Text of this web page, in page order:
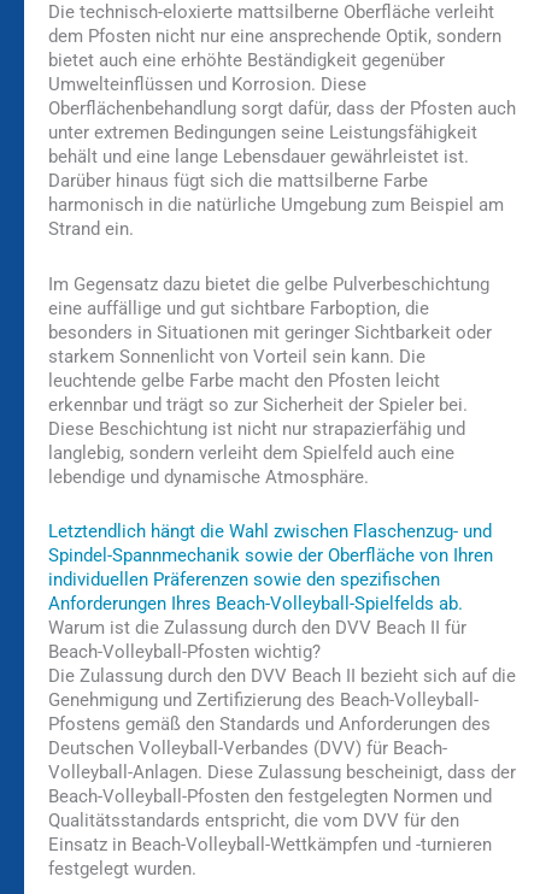
Die technisch-eloxierte mattsilberne Oberfläche verleiht
dem Pfosten nicht nur eine ansprechende Optik, sondern
bietet auch eine erhöhte Beständigkeit gegenüber
Umwelteinflüssen und Korrosion. Diese
Oberflächenbehandlung sorgt dafür, dass der Pfosten auch
unter extremen Bedingungen seine Leistungsfähigkeit
behält und eine lange Lebensdauer gewährleistet ist.
Darüber hinaus fügt sich die mattsilberne Farbe
harmonisch in die natürliche Umgebung zum Beispiel am
Strand ein.
Im Gegensatz dazu bietet die gelbe Pulverbeschichtung
eine auffällige und gut sichtbare Farboption, die
besonders in Situationen mit geringer Sichtbarkeit oder
starkem Sonnenlicht von Vorteil sein kann. Die
leuchtende gelbe Farbe macht den Pfosten leicht
erkennbar und trägt so zur Sicherheit der Spieler bei.
Diese Beschichtung ist nicht nur strapazierfähig und
langlebig, sondern verleiht dem Spielfeld auch eine
lebendige und dynamische Atmosphäre.
Letztendlich hängt die Wahl zwischen Flaschenzug- und
Spindel-Spannmechanik sowie der Oberfläche von Ihren
individuellen Präferenzen sowie den spezifischen
Anforderungen Ihres Beach-Volleyball-Spielfelds ab.
Warum ist die Zulassung durch den DVV Beach II für
Beach-Volleyball-Pfosten wichtig?
Die Zulassung durch den DVV Beach II bezieht sich auf die
Genehmigung und Zertifizierung des Beach-Volleyball-
Pfostens gemäß den Standards und Anforderungen des
Deutschen Volleyball-Verbandes (DVV) für Beach-
Volleyball-Anlagen. Diese Zulassung bescheinigt, dass der
Beach-Volleyball-Pfosten den festgelegten Normen und
Qualitätsstandards entspricht, die vom DVV für den
Einsatz in Beach-Volleyball-Wettkämpfen und -turnieren
festgelegt wurden.